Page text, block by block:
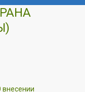
внесении